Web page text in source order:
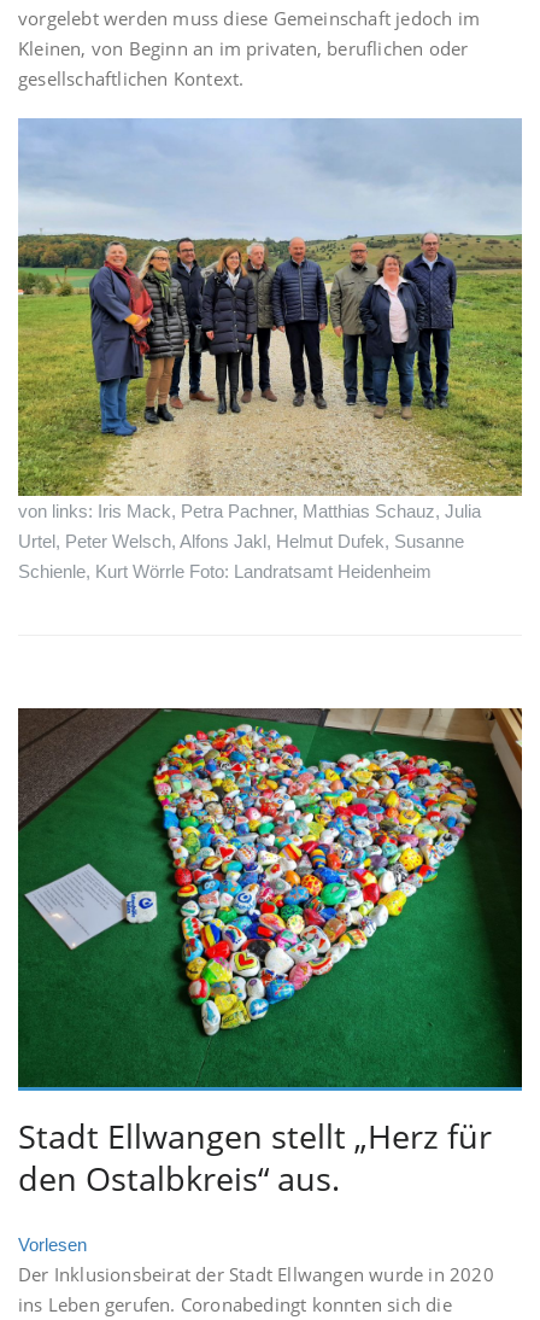
vorgelebt werden muss diese Gemeinschaft jedoch im
Kleinen, von Beginn an im privaten, beruflichen oder
gesellschaftlichen Kontext.
von links: Iris Mack, Petra Pachner, Matthias Schauz, Julia
Urtel, Peter Welsch, Alfons Jakl, Helmut Dufek, Susanne
Schienle, Kurt Wörrle Foto: Landratsamt Heidenheim
Stadt Ellwangen stellt „Herz für
den Ostalbkreis“ aus.
Vorlesen
Der Inklusionsbeirat der Stadt Ellwangen wurde in 2020
ins Leben gerufen. Coronabedingt konnten sich die